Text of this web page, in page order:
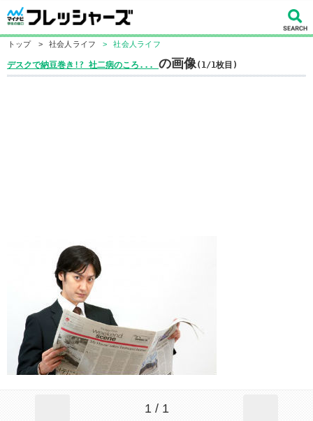
トップ > 社会人ライフ > 社会人ライフ
デスクで納豆巻き!? 社二病のころ... の画像(1/1枚目)
1 / 1